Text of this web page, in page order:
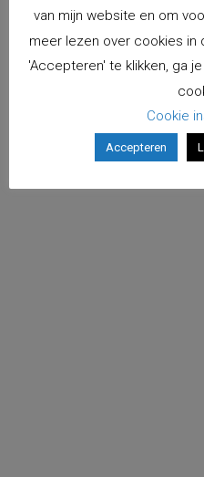
van mijn website en om
meer lezen over cookies in
'Accepteren' te klikken, ga
Cookie
Accepteren